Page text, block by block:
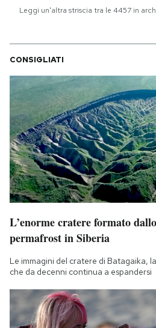
SHOP
CALENDARIO
AREA PERSONALE
Area Personale
Newsletter
Esci
Leggi un'altra striscia tra le 4457 in
CONSIGLIATI
L’enorme cratere formato
permafrost in Siberia
Le immagini del cratere di Batagaika,
che da decenni continua a espandersi